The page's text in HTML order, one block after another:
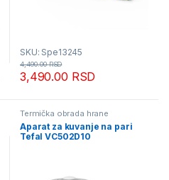
SKU: Spe13245
3,490.00 RSD
4,490.00RSD
Termička obrada hrane
Aparat za kuvanje na pari
Tefal VC502D10